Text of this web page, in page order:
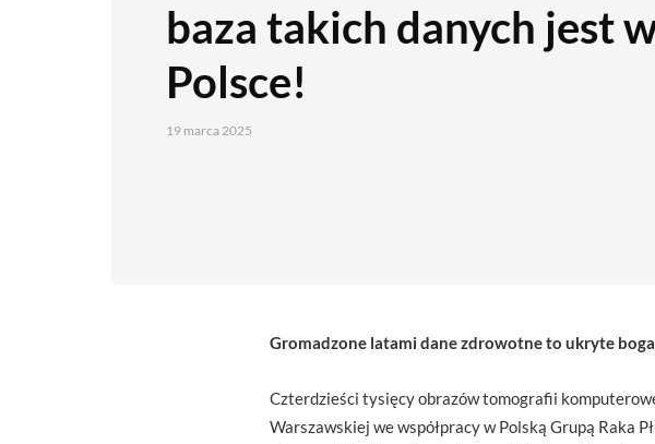
baza takich danych jest
Polsce!
19 marca 2025
Gromadzone latami dane zdrowotne to ukryte
Czterdzieści tysięcy obrazów tomografii
Warszawskiej we współpracy w Polską Grupą Raka